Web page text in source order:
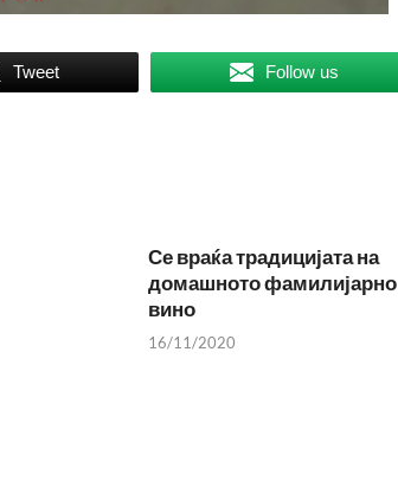
Tweet Follow us
Се враќа традицијата на
домашното фамилијарно
вино
16/11/2020